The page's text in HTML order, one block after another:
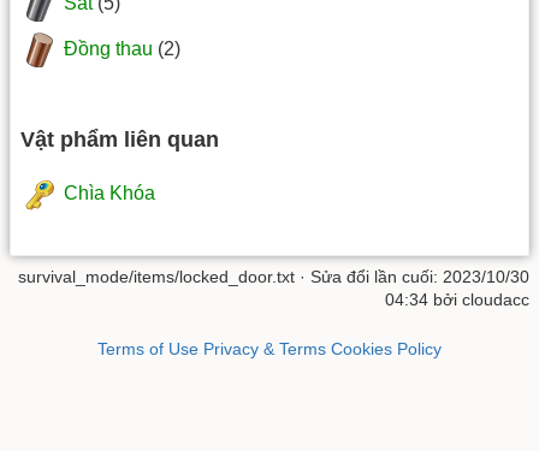
Đồng thau (2)
Vật phẩm liên quan
Chìa Khóa
survival_mode/items/locked_door.txt · Sửa đổi lần cuối: 2023/10/30
04:34 bởi cloudacc
Terms of Use Privacy & Terms Cookies Policy